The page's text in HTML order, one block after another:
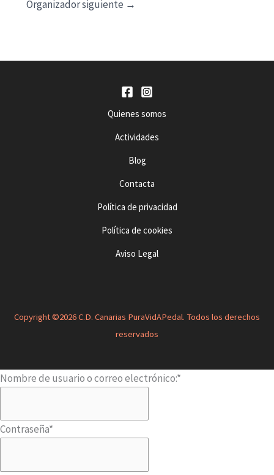
Organizador siguiente →
Quienes somos
Actividades
Blog
Contacta
Política de privacidad
Política de cookies
Aviso Legal
Copyright ©2026 C.D. Canarias PuraVidAPedal. Todos los derechos
reservados
Nombre de usuario o correo electrónico:*
Contraseña*